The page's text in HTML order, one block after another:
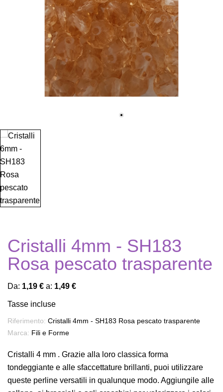
Cristalli 4mm - SH183
Rosa pescato trasparente
Da: 1,19 € a: 1,49 €
Tasse incluse
Riferimento: Cristalli 4mm - SH183 Rosa pescato trasparente
Marca: Fili e Forme
Cristalli 4 mm . Grazie alla loro classica forma
tondeggiante e alle sfaccettature brillanti, puoi utilizzare
queste perline versatili in qualunque modo. Aggiungile alle